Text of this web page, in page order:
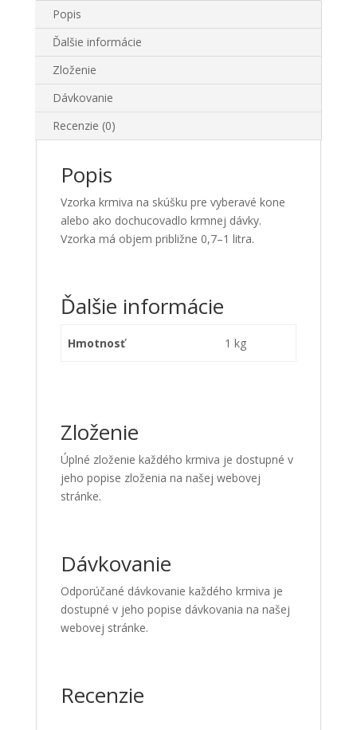
Popis
Ďalšie informácie
Zloženie
Dávkovanie
Recenzie (0)
Popis
Vzorka krmiva na skúšku pre vyberavé kone
alebo ako dochucovadlo krmnej dávky.
Vzorka má objem približne 0,7–1 litra.
Ďalšie informácie
Hmotnosť 1 kg
Zloženie
Úplné zloženie každého krmiva je dostupné v
jeho popise zloženia na našej webovej
stránke.
Dávkovanie
Odporúčané dávkovanie každého krmiva je
dostupné v jeho popise dávkovania na našej
webovej stránke.
Recenzie